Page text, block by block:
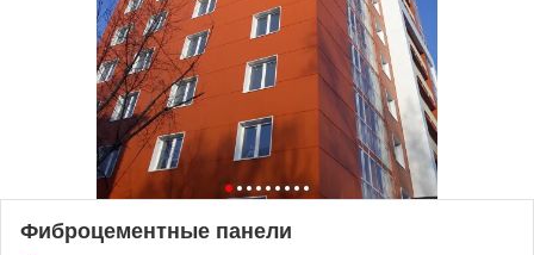
Фиброцементные панели